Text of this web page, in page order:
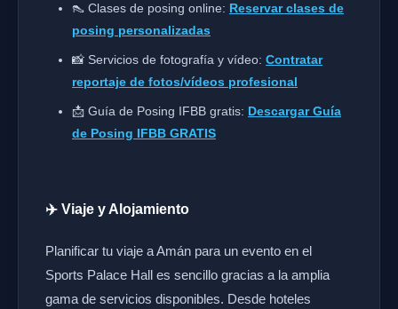
👠 Clases de posing online: Reservar clases de
posing personalizadas
📸 Servicios de fotografía y vídeo: Contratar
reportaje de fotos/vídeos profesional
📩 Guía de Posing IFBB gratis: Descargar Guía
de Posing IFBB GRATIS
✈️ Viaje y Alojamiento
Planificar tu viaje a Amán para un evento en el
Sports Palace Hall es sencillo gracias a la amplia
gama de servicios disponibles. Desde hoteles